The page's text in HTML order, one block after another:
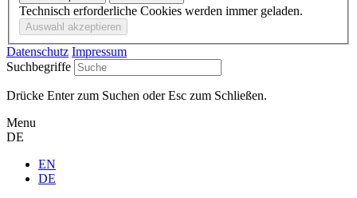
Technisch erforderliche Cookies werden immer geladen.
Datenschutz Impressum
Suchbegriffe
Drücke Enter zum Suchen oder Esc zum Schließen.
Menu
DE
EN
DE